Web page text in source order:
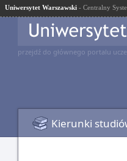
Uniwersytet Warszawski - Centralny
przejdź do głównego portalu
Kierunki